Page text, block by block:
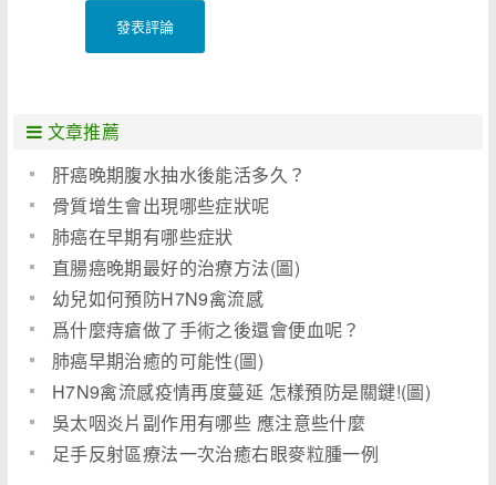
發表評論
文章推薦
肝癌晚期腹水抽水後能活多久？
骨質增生會出現哪些症狀呢
肺癌在早期有哪些症狀
直腸癌晚期最好的治療方法(圖)
幼兒如何預防H7N9禽流感
爲什麼痔瘡做了手術之後還會便血呢？
肺癌早期治癒的可能性(圖)
H7N9禽流感疫情再度蔓延 怎樣預防是關鍵!(圖)
吳太咽炎片副作用有哪些 應注意些什麼
足手反射區療法一次治癒右眼麥粒腫一例